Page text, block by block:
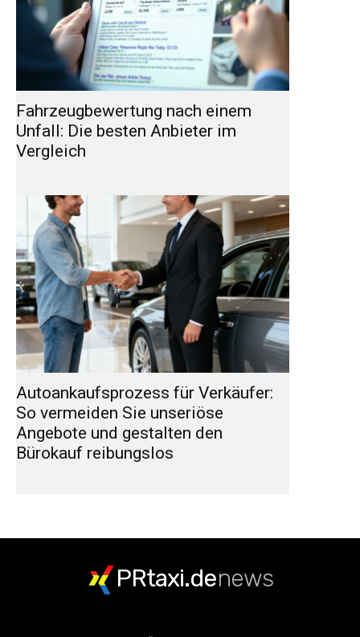
Fahrzeugbewertung nach einem
Unfall: Die besten Anbieter im
Vergleich
Autoankaufsprozess für Verkäufer:
So vermeiden Sie unseriöse
Angebote und gestalten den
Bürokauf reibungslos
PRtaxi.denews